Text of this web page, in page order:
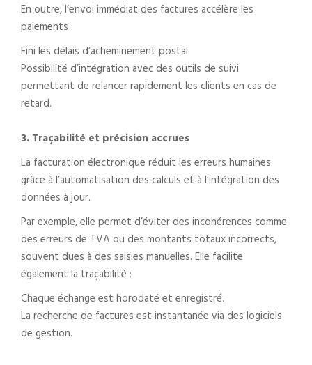
En outre, l’envoi immédiat des factures accélère les
paiements :
Fini les délais d’acheminement postal.
Possibilité d’intégration avec des outils de suivi
permettant de relancer rapidement les clients en cas de
retard.
3. Traçabilité et précision accrues
La facturation électronique réduit les erreurs humaines
grâce à l’automatisation des calculs et à l’intégration des
données à jour.
Par exemple, elle permet d’éviter des incohérences comme
des erreurs de TVA ou des montants totaux incorrects,
souvent dues à des saisies manuelles. Elle facilite
également la traçabilité :
Chaque échange est horodaté et enregistré.
La recherche de factures est instantanée via des logiciels
de gestion.